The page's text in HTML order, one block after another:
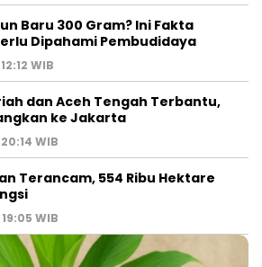
Baru 300 Gram? Ini Fakta
Dipahami Pembudidaya
WIB
dan Aceh Tengah Terbantu,
ke Jakarta
WIB
Terancam, 554 Ribu Hektare
WIB